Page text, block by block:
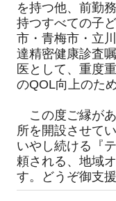
を持つ他、前勤
持つすべての子
市・青梅市・立
達精密健康診査
医として、重度
のQOL向上のた
この度ご縁が
所を開設させて
いやし続ける『
頼される、地域
す。どうぞ御支